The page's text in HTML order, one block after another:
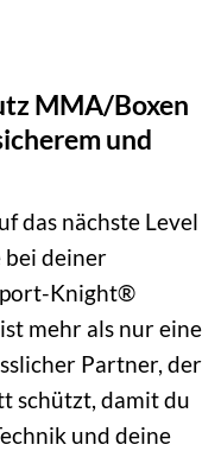
MMA/Boxen
und
das nächste Level
bei deiner
Knight®
mehr als nur eine
Partner, der
schützt, damit du
und deine